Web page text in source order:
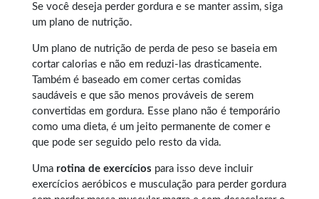
Se você deseja perder gordura e se manter assim, siga
um plano de nutrição.
Um plano de nutrição de perda de peso se baseia em
cortar calorias e não em reduzi-las drasticamente.
Também é baseado em comer certas comidas
saudáveis e que são menos prováveis de serem
convertidas em gordura. Esse plano não é temporário
como uma dieta, é um jeito permanente de comer e
que pode ser seguido pelo resto da vida.
Uma rotina de exercícios para isso deve incluir
exercícios aeróbicos e musculação para perder gordura